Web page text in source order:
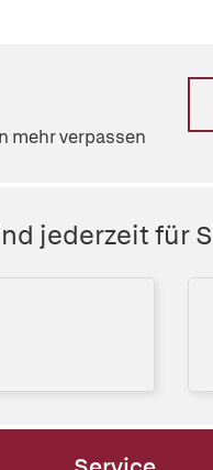
mehr verpassen
jederzeit für